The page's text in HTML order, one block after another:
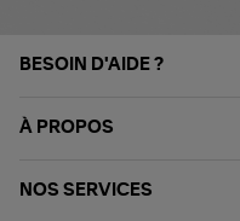
BESOIN D'AIDE ?
À PROPOS
NOS SERVICES